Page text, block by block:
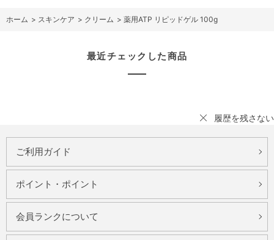
ホーム > スキンケア > クリーム > 薬用ATP リピッドゲル 100g
最近チェックした商品
履歴を残さない
ご利用ガイド
ポイント・ポイント
会員ランクについて